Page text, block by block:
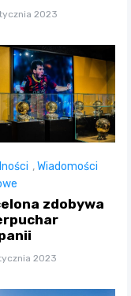
2023
,Wiadomości
zdobywa
2023